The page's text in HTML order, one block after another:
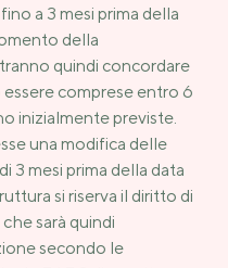
a 3 mesi prima della
della
quindi concordare
comprese entro 6
inizialmente previste.
una modifica delle
3 mesi prima della data
si riserva il diritto di
sarà quindi
secondo le